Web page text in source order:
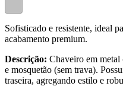
Sofisticado e resistente, ideal
acabamento premium.
Descrição: Chaveiro em metal
e mosquetão (sem trava).
traseira, agregando estilo e